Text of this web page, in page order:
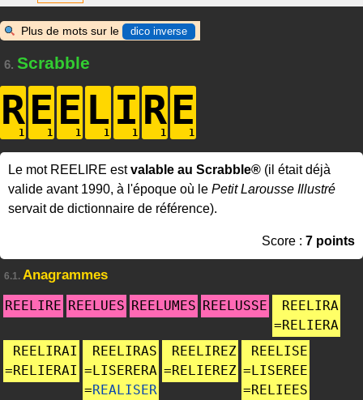
Plus de mots sur le dico inverse
6. Scrabble
RE E LI RE
Le mot REELIRE estvalable au Scrabble® (il était déjà
valide avant 1990, à l'époque où le Petit Larousse Illustré
servait de dictionnaire de référence).
Score : 7 points
6.1. Anagrammes
REELIRE REELUES REELUMES REELUSSE
REELIRA
=RELIERA
REELIRAI
=RELIERAI
REELIRAS
=LISERERA
=REALISER
REELIREZ
=RELIEREZ
REELISE
=LISEREE
=RELIEES